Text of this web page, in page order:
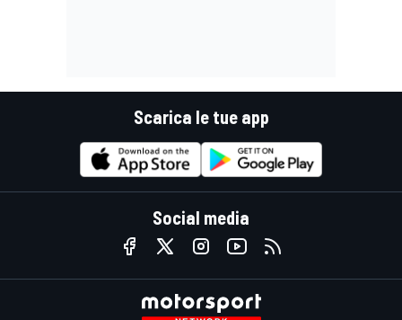
Scarica le tue app
Social media